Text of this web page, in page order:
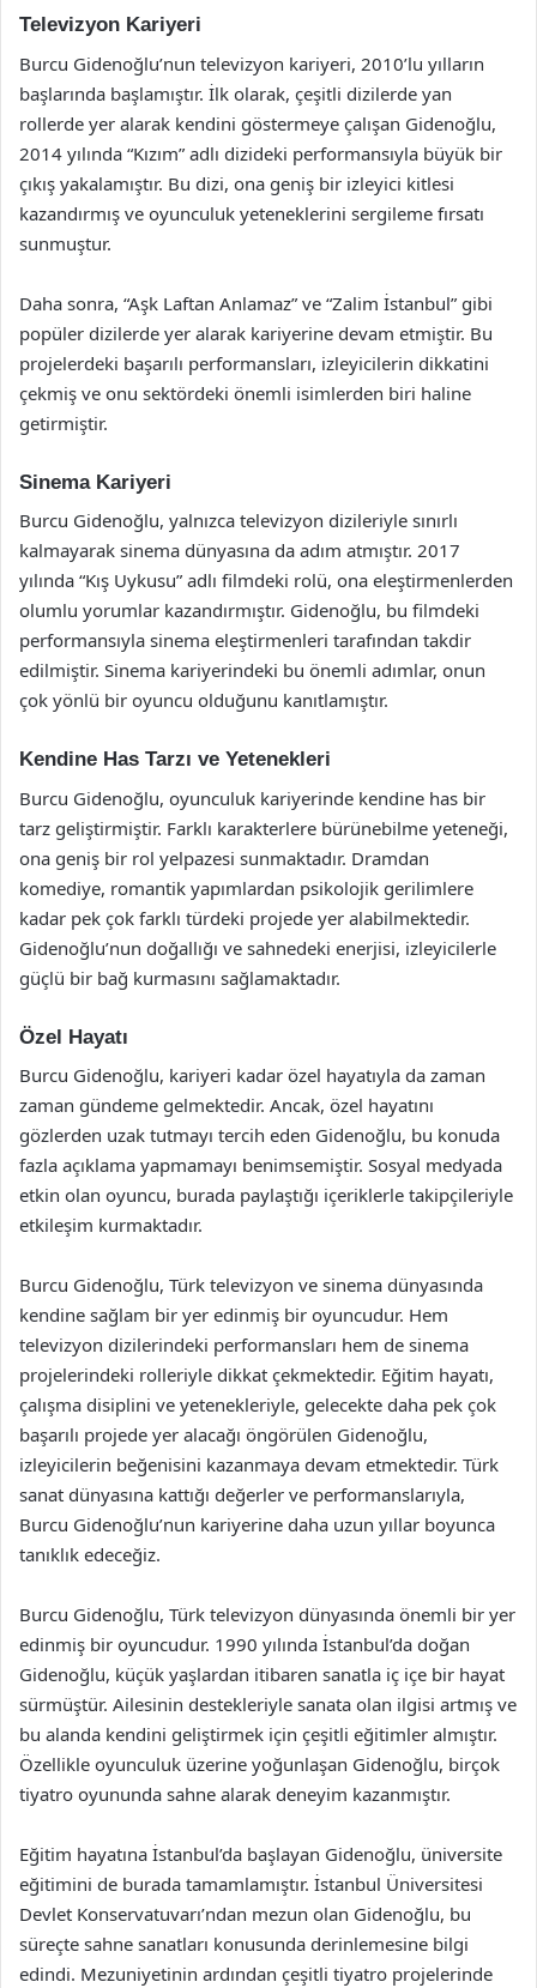
Televizyon Kariyeri
Burcu Gidenoğlu’nun televizyon kariyeri, 2010’lu yılların
başlarında başlamıştır. İlk olarak, çeşitli dizilerde yan
rollerde yer alarak kendini göstermeye çalışan Gidenoğlu,
2014 yılında “Kızım” adlı dizideki performansıyla büyük bir
çıkış yakalamıştır. Bu dizi, ona geniş bir izleyici kitlesi
kazandırmış ve oyunculuk yeteneklerini sergileme fırsatı
sunmuştur.
Daha sonra, “Aşk Laftan Anlamaz” ve “Zalim İstanbul” gibi
popüler dizilerde yer alarak kariyerine devam etmiştir. Bu
projelerdeki başarılı performansları, izleyicilerin dikkatini
çekmiş ve onu sektördeki önemli isimlerden biri haline
getirmiştir.
Sinema Kariyeri
Burcu Gidenoğlu, yalnızca televizyon dizileriyle sınırlı
kalmayarak sinema dünyasına da adım atmıştır. 2017
yılında “Kış Uykusu” adlı filmdeki rolü, ona eleştirmenlerden
olumlu yorumlar kazandırmıştır. Gidenoğlu, bu filmdeki
performansıyla sinema eleştirmenleri tarafından takdir
edilmiştir. Sinema kariyerindeki bu önemli adımlar, onun
çok yönlü bir oyuncu olduğunu kanıtlamıştır.
Kendine Has Tarzı ve Yetenekleri
Burcu Gidenoğlu, oyunculuk kariyerinde kendine has bir
tarz geliştirmiştir. Farklı karakterlere bürünebilme yeteneği,
ona geniş bir rol yelpazesi sunmaktadır. Dramdan
komediye, romantik yapımlardan psikolojik gerilimlere
kadar pek çok farklı türdeki projede yer alabilmektedir.
Gidenoğlu’nun doğallığı ve sahnedeki enerjisi, izleyicilerle
güçlü bir bağ kurmasını sağlamaktadır.
Özel Hayatı
Burcu Gidenoğlu, kariyeri kadar özel hayatıyla da zaman
zaman gündeme gelmektedir. Ancak, özel hayatını
gözlerden uzak tutmayı tercih eden Gidenoğlu, bu konuda
fazla açıklama yapmamayı benimsemiştir. Sosyal medyada
etkin olan oyuncu, burada paylaştığı içeriklerle takipçileriyle
etkileşim kurmaktadır.
Burcu Gidenoğlu, Türk televizyon ve sinema dünyasında
kendine sağlam bir yer edinmiş bir oyuncudur. Hem
televizyon dizilerindeki performansları hem de sinema
projelerindeki rolleriyle dikkat çekmektedir. Eğitim hayatı,
çalışma disiplini ve yetenekleriyle, gelecekte daha pek çok
başarılı projede yer alacağı öngörülen Gidenoğlu,
izleyicilerin beğenisini kazanmaya devam etmektedir. Türk
sanat dünyasına kattığı değerler ve performanslarıyla,
Burcu Gidenoğlu’nun kariyerine daha uzun yıllar boyunca
tanıklık edeceğiz.
Burcu Gidenoğlu, Türk televizyon dünyasında önemli bir yer
edinmiş bir oyuncudur. 1990 yılında İstanbul’da doğan
Gidenoğlu, küçük yaşlardan itibaren sanatla iç içe bir hayat
sürmüştür. Ailesinin destekleriyle sanata olan ilgisi artmış ve
bu alanda kendini geliştirmek için çeşitli eğitimler almıştır.
Özellikle oyunculuk üzerine yoğunlaşan Gidenoğlu, birçok
tiyatro oyununda sahne alarak deneyim kazanmıştır.
Eğitim hayatına İstanbul’da başlayan Gidenoğlu, üniversite
eğitimini de burada tamamlamıştır. İstanbul Üniversitesi
Devlet Konservatuvarı’ndan mezun olan Gidenoğlu, bu
süreçte sahne sanatları konusunda derinlemesine bilgi
edindi. Mezuniyetinin ardından çeşitli tiyatro projelerinde